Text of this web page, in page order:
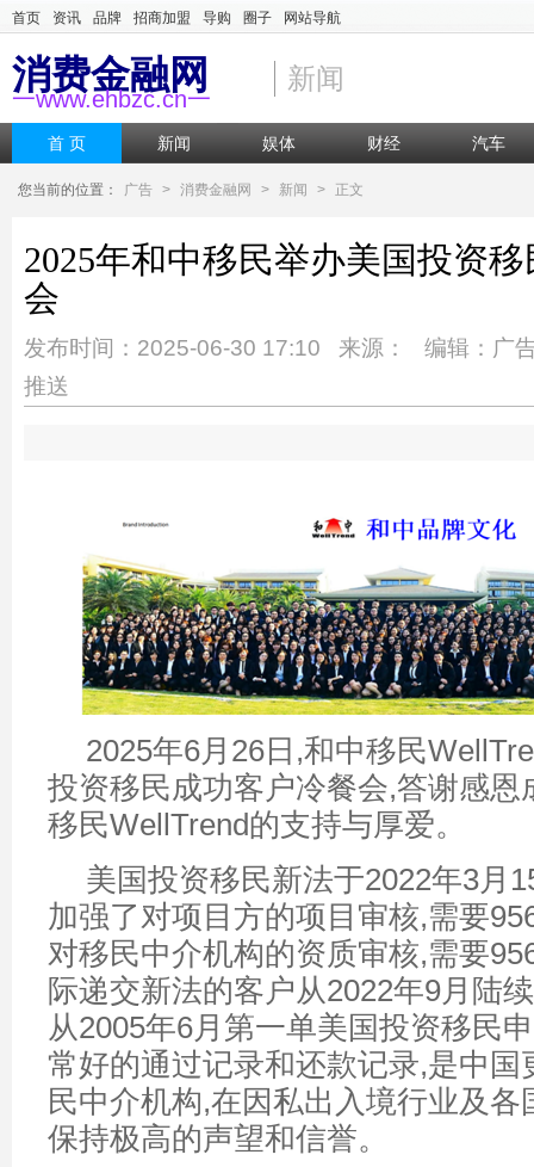
首页 资讯 品牌 招商加盟 导购 圈子 网站导航
消费金融网
一www.ehbzc.cn一
新闻
首 页 新闻 娱体 财经 汽车
您当前的位置： 广告 > 消费金融网 > 新闻 > 正文
2025年和中移民举办美国投资
会
发布时间：2025-06-30 17:10 来源： 编辑：广
推送
2025年6月26日,和中移民
投资移民成功客户冷餐会,答谢感恩
移民WellTrend的支持与厚爱。
美国投资移民新法于2022年3月
加强了对项目方的项目审核,需要
对移民中介机构的资质审核,需要
际递交新法的客户从2022年9月陆
从2005年6月第一单美国投资移民
常好的通过记录和还款记录,是中国
民中介机构,在因私出入境行业及
保持极高的声望和信誉。